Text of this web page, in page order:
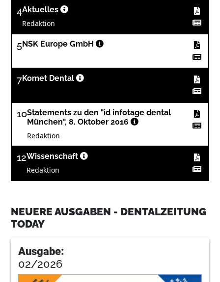
4Aktuelles
Redaktion
5NSK Europe GmbH
7Komet Dental
10Statements zu den "id infotage dental
München", 8. Oktober 2016
Redaktion
12Wissenschaft
Redaktion
15NSK Europe GmbH
19Dampsoft GmbH
NEUERE AUSGABEN - DENTALZEITUNG
TODAY
Ausgabe:
02/2026